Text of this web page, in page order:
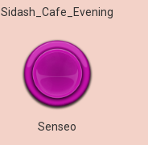
Sidash_Cafe_Evening
Senseo